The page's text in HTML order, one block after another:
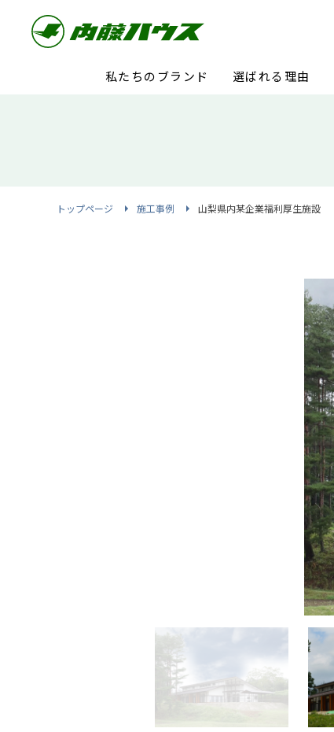
私たちのブランド 選ばれる理由
トップページ 施工事例 山梨県内某企業福利厚生施設